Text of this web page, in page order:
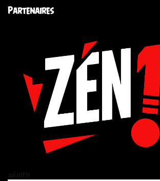
Partenaires